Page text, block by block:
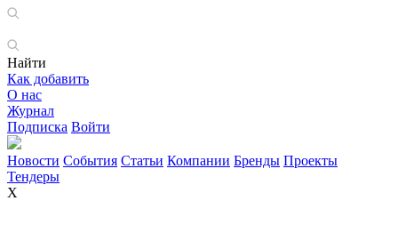
Найти
Как добавить
О нас
Журнал
Подписка Войти
Новости События Статьи Компании Бренды Проекты
Тендеры
X